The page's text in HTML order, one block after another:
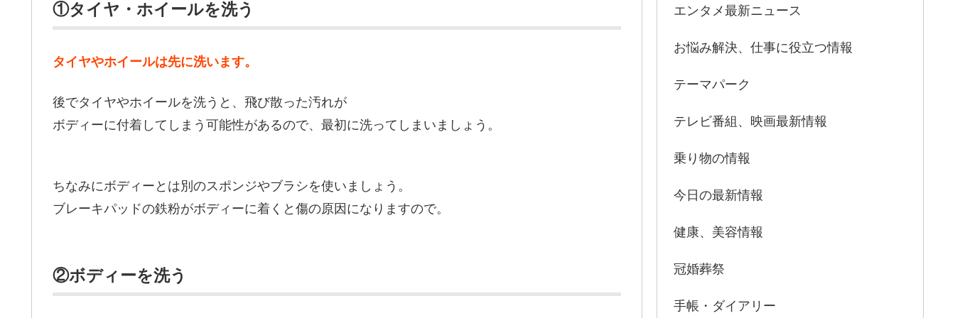
①タイヤ・ホイールを洗う
タイヤやホイールは先に洗います。
後でタイヤやホイールを洗うと、飛び散った汚れが
ボディーに付着してしまう可能性があるので、最初に洗ってしまいましょう。
ちなみにボディーとは別のスポンジやブラシを使いましょう。
ブレーキパッドの鉄粉がボディーに着くと傷の原因になりますので。
②ボディーを洗う
エンタメ最新ニュース
お悩み解決、仕事に役立つ情報
テーマパーク
テレビ番組、映画最新情報
乗り物の情報
今日の最新情報
健康、美容情報
冠婚葬祭
手帳・ダイアリー